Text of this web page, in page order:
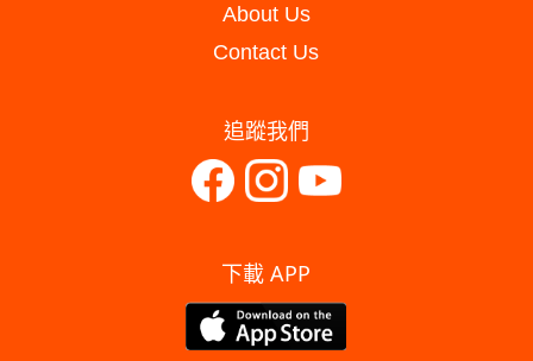
About Us
Contact Us
追蹤我們
下載 APP